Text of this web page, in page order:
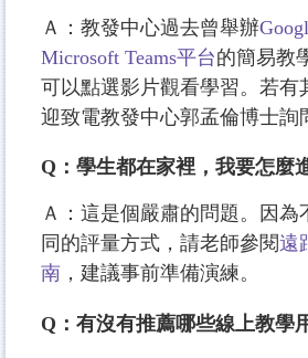
Ａ：教發中心過去曾舉辦
Microsoft Teams平台的簡易教
可以點選影片觀看學習。若有
迎致電教發中心郭孟倫博士詢
Q：學生都在家裡，我要怎麼
Ａ：這是個嚴肅的問題。因為
同的評量方式，請老師參閱遠
南 ，建議事前準備演練。
Q：有沒有推薦哪些線上教學